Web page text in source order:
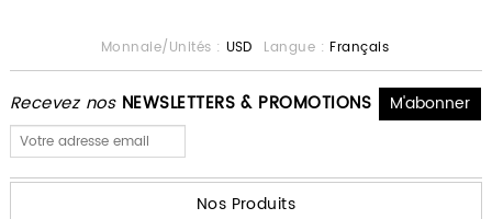
Recevez nos NEWSLETTERS & PROMOTIONS
Monnaie/Unités : USD Langue : Français
Nos Produits